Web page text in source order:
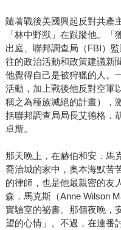
隨著戰後美國興起反對共產
「林中野獸」在跟蹤他。
出庭、聯邦調查局（FBI）
往的政治活動和政策建議新
他覺得自己是被狩獵的人。
活動，加上戰後他反對空軍
稱之為種族滅絕的計畫），
括聯邦調查局局長艾德格．
卓斯。
那天晚上，在赫伯和安．馬
喬治城的家中，奧本海默苦
的律師，也是他最親密的友
森．馬克斯（Anne Wilson
實驗室的祕書。那個夜晚，
望的心情」。不過，在連番